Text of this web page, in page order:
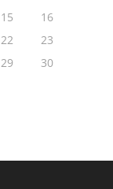
15
16
22
23
29
30